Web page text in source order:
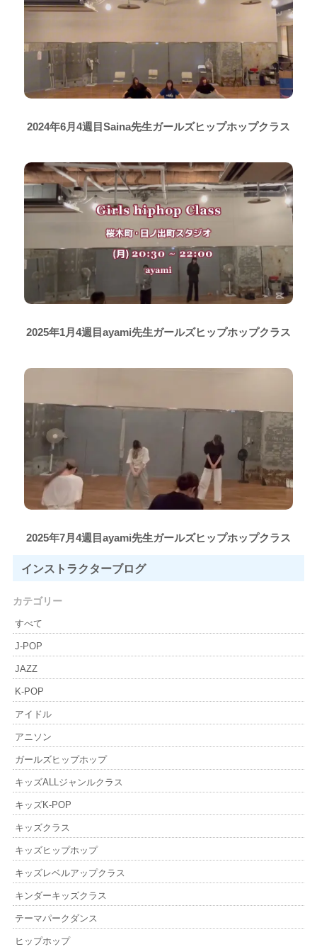
2024年6月4週目Saina先生ガールズヒップホップクラス
2025年1月4週目ayami先生ガールズヒップホップクラス
2025年7月4週目ayami先生ガールズヒップホップクラス
インストラクターブログ
カテゴリー
すべて
J-POP
JAZZ
K-POP
アイドル
アニソン
ガールズヒップホップ
キッズALLジャンルクラス
キッズK-POP
キッズクラス
キッズヒップホップ
キッズレベルアップクラス
キンダーキッズクラス
テーマパークダンス
ヒップホップ